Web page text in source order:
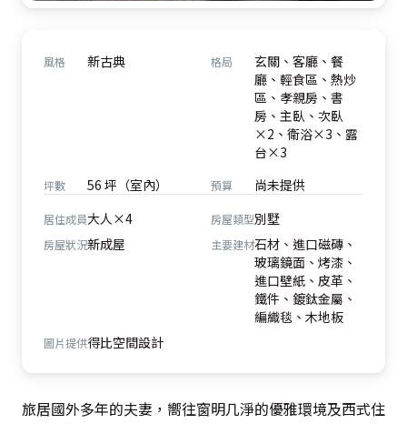
風格 新古典 格局
玄關、客廳、餐
廳、輕食區、熱炒
區、孝親房、書
房、主臥、次臥
×2、衛浴×3、露
台×3
坪數 56 坪（室內） 預算 尚未提供
居住成員大人×4 房屋類型別墅
房屋狀況新成屋 主要建材石材、進口磁磚、
玻璃鏡面、烤漆、
進口壁紙、皮革、
鐵件、鍍鈦金屬、
編織毯、木地板
圖片提供得比空間設計
旅居國外多年的夫妻，嚮往窗明几淨的優雅環境及西式住